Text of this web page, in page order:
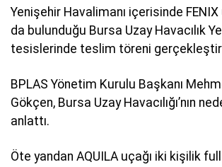
Yenişehir Havalimanı içerisinde
da bulunduğu Bursa Uzay Havacılık
tesislerinde teslim töreni
BPLAS Yönetim Kurulu Başkanı
Gökçen, Bursa Uzay Havacılığı’nın
anlattı.
Öte yandan AQUILA uçağı iki kişilik